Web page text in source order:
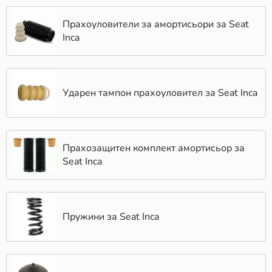
на цена от 10.70 лв. до 101.51 лв.
Seat Inca (6K9) 1.4 16V фургон/комби 75 к.с
бензин на цена от 10.70 лв. до 101.51 лв.
В КарАуто.БГ сме посветени на предлагането на най-
добрите решения за поддръжка и ремонт на вашия
производители на Пружини и други автомобилни
части, които се отличават с високо качество и
надеждност. Нашите продукти са внимателно
подбрани, за да отговарят на нуждите както на
ежедневното шофиране, така и на по-взискателни
условия на пътя.
Защо да купите Пружини за Seat Inca от
КарАуто.БГ?
Изборът на качествени Пружини за вашия Seat Inca е
от съществено значение за безопасността и
Прахоуловители за амортисьори за Seat
Inca
Ударен тампон прахоуловител за Seat Inca
Прахозащитен комплект амортисьор за
Seat Inca
Пружини за Seat Inca